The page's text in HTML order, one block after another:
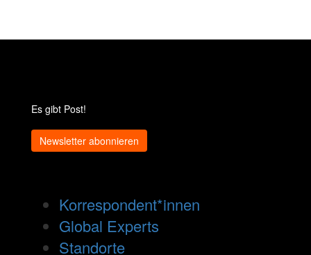
Es gibt Post!
Newsletter abonnieren
Korrespondent*innen
Global Experts
Standorte